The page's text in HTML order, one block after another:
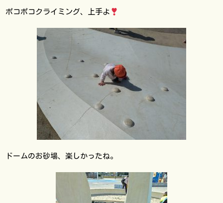
ポコポコクライミング、上手よ
ドームのお砂場、楽しかったね。